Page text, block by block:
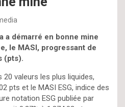
a démarré en bonne mine
le MASI, progressant de
(pts).
20 valeurs les plus liquides,
pts et le MASI ESG, indice des
notation ESG publiée par